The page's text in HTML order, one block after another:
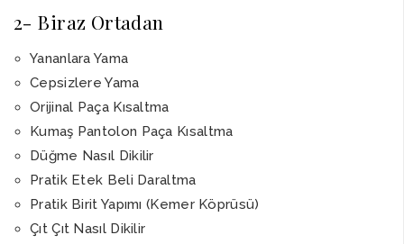
2- Biraz Ortadan
Yananlara Yama
Cepsizlere Yama
Orijinal Paça Kısaltma
Kumaş Pantolon Paça Kısaltma
Düğme Nasıl Dikilir
Pratik Etek Beli Daraltma
Pratik Birit Yapımı (Kemer Köprüsü)
Çıt Çıt Nasıl Dikilir